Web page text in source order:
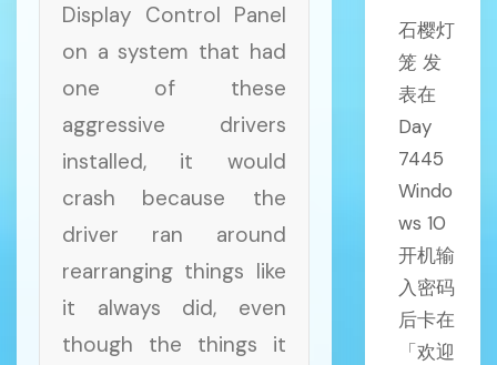
Display Control Panel
on a system that had
one of these
aggressive drivers
installed, it would
crash because the
driver ran around
rearranging things like
it always did, even
though the things it
石樱灯
笼发
表在
Day
7445
Windo
ws 10
开机输
入密码
后卡在
「欢迎